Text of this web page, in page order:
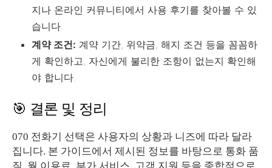
지나 온라인 커뮤니티에서 사용 후기를 찾아볼 수 있
습니다.
계약 조건: 계약 기간, 위약금, 해지 조건 등을 꼼꼼하
게 확인하고, 자신에게 불리한 조항이 없는지 확인해
야 합니다.
🎯 결론 및 정리
070 전화기 선택은 사용자의 상황과 니즈에 따라 달라
집니다. 본 가이드에서 제시된 정보를 바탕으로 통화 품